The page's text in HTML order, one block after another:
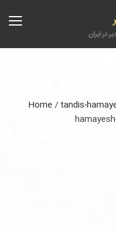
Home /tandis-